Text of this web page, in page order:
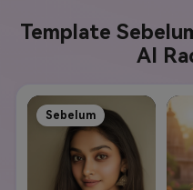
Template
AI
Sebelum